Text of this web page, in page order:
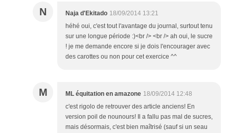
N Naja d'Ekitado 18/09/2014 13:21
héhé oui, c'est tout l'avantage du journal, surtout tenu
sur une longue période :)<br /> <br /> ah oui, le sucre
! je me demande encore si je dois l'encourager avec
des carottes ou non pour cet exercice ^^
M ML équitation en amazone 18/09/2014 12:48
c'est rigolo de retrouver des article anciens! En
version poil de nounours! Il a fallu pas mal de sucres,
mais désormais, c'est bien maîtrisé (sauf si un seau